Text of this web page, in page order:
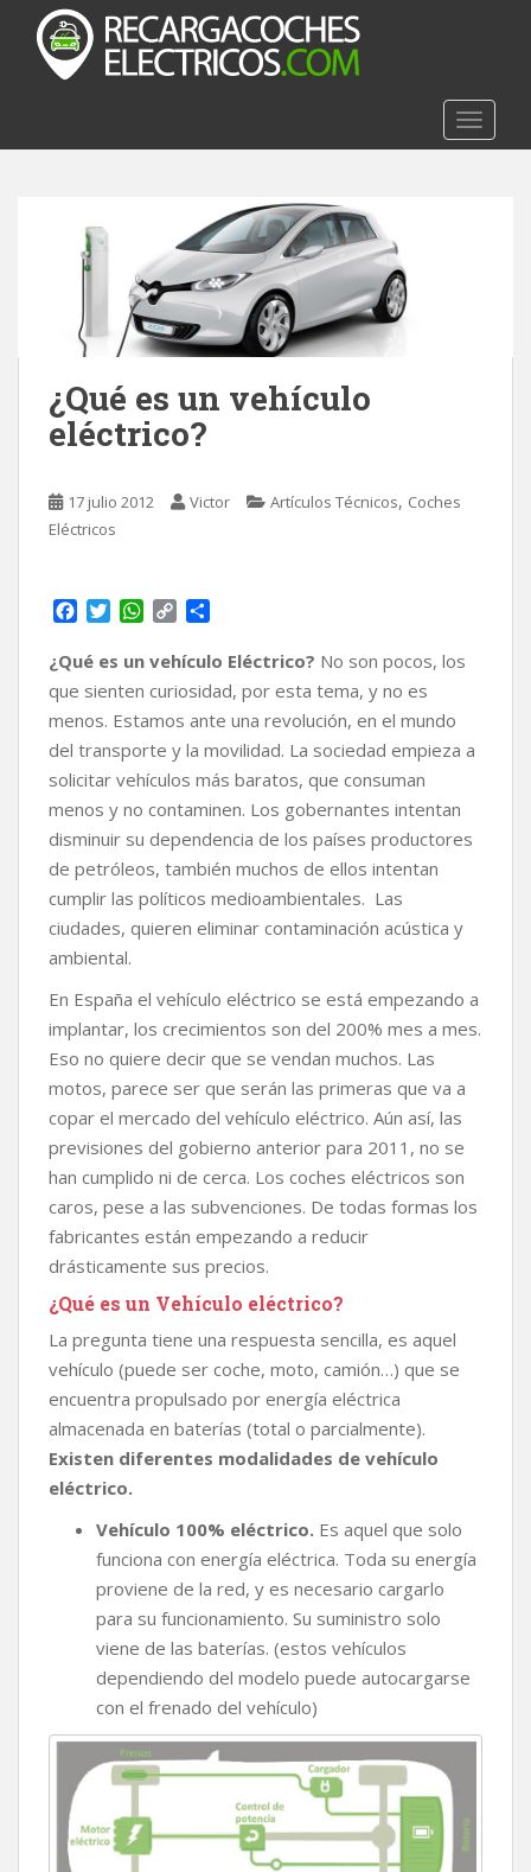
o
¿Qué es un vehículo
eléctrico?
17 julio 2012 Victor Artículos Técnicos, Coches
Eléctricos
c
e
b
o
o
k
i
t
t
e
r
W
a
s
A
p
p
p
y
L
i
n
k
m
p
a
r
t
i
r
¿Qué es un vehículo Eléctrico? No son pocos, los
que sienten curiosidad, por esta tema, y no es
menos. Estamos ante una revolución, en el mundo
del transporte y la movilidad. La sociedad empieza a
solicitar vehículos más baratos, que consuman
menos y no contaminen. Los gobernantes intentan
disminuir su dependencia de los países productores
de petróleos, también muchos de ellos intentan
cumplir las políticos medioambientales. Las
ciudades, quieren eliminar contaminación acústica y
ambiental.
En España el vehículo eléctrico se está empezando a
implantar, los crecimientos son del 200% mes a mes.
Eso no quiere decir que se vendan muchos. Las
motos, parece ser que serán las primeras que va a
copar el mercado del vehículo eléctrico. Aún así, las
previsiones del gobierno anterior para 2011, no se
han cumplido ni de cerca. Los coches eléctricos son
caros, pese a las subvenciones. De todas formas los
fabricantes están empezando a reducir
drásticamente sus precios.
¿Qué es un Vehículo eléctrico?
La pregunta tiene una respuesta sencilla, es aquel
vehículo (puede ser coche, moto, camión…) que se
encuentra propulsado por energía eléctrica
almacenada en baterías (total o parcialmente).
Existen diferentes modalidades de vehículo
eléctrico.
Vehículo 100% eléctrico. Es aquel que solo
funciona con energía eléctrica. Toda su energía
proviene de la red, y es necesario cargarlo
para su funcionamiento. Su suministro solo
viene de las baterías. (estos vehículos
dependiendo del modelo puede autocargarse
con el frenado del vehículo)